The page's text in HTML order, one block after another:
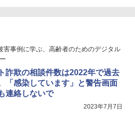
害事例に学ぶ、高齢者のためのデジタル
詐欺の相談件数は2022年で過去
「感染しています」と警告画面
連絡しないで
2023年7月7日